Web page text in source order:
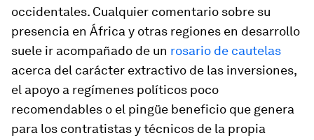
occidentales. Cualquier comentario sobre su
presencia en África y otras regiones en desarrollo
suele ir acompañado de un rosario de cautelas
acerca del carácter extractivo de las inversiones,
el apoyo a regímenes políticos poco
recomendables o el pingüe beneficio que genera
para los contratistas y técnicos de la propia